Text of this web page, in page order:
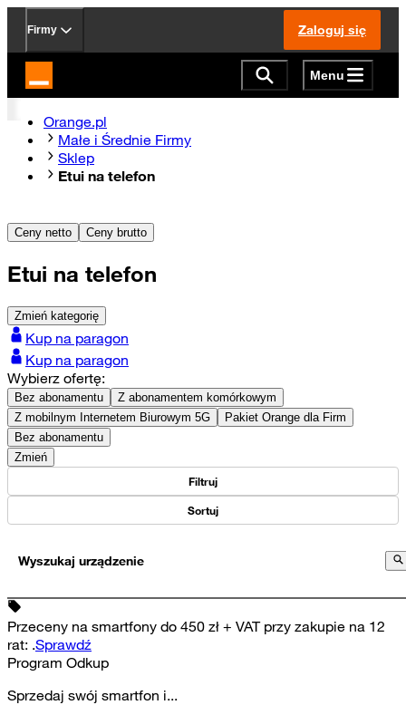
Firmy Zaloguj się
Strona główna Orange.pl Menu
Orange.pl
Małe i Średnie Firmy
Sklep
Etui na telefon
Ceny netto Ceny brutto
Etui na telefon
Zmień kategorię
Kup na paragon
Kup na paragon
Wybierz ofertę:
Bez abonamentu
Z abonamentem komórkowym
Z mobilnym Internetem Biurowym 5G
Pakiet Orange dla Firm
Bez abonamentu
Zmień
Filtruj
Sortuj
Wyszukaj urządzenie
Przeceny na smartfony do 450 zł + VAT przy zakupie na 12
rat: .Sprawdź
Program Odkup
Sprzedaj swój smartfon i...